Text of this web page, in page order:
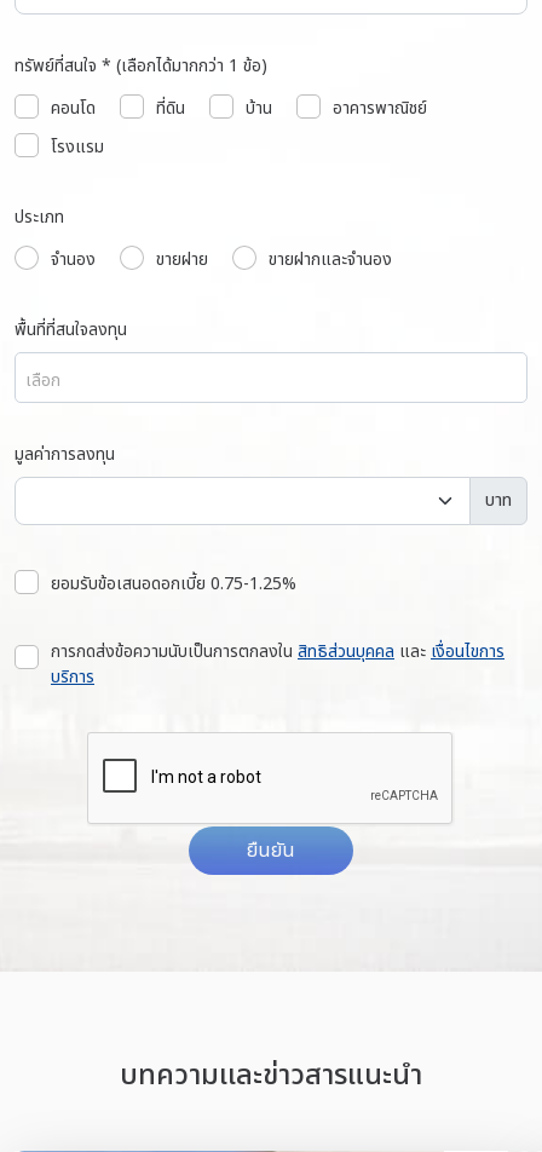
ทรัพย์ที่สนใจ * (เลือกได้มากกว่า 1 ข้อ)
คอนโด
ที่ดิน บ้าน
อาคารพาณิชย์
โรงแรม
ประเภท
จำนอง
ขายฝาย ขายฝากและจำนอง
พื้นที่ที่สนใจลงทุน
เลือก
มูลค่าการลงทุน
บาท
ยอมรับข้อเสนอดอกเบี้ย 0.75-1.25%
การกดส่งข้อความนับเป็นการตกลงใน สิทธิส่วนบุคคล และ เงื่อนไขการ
บริการ
ยืนยัน
บทความเเละข่าวสารแนะนำ